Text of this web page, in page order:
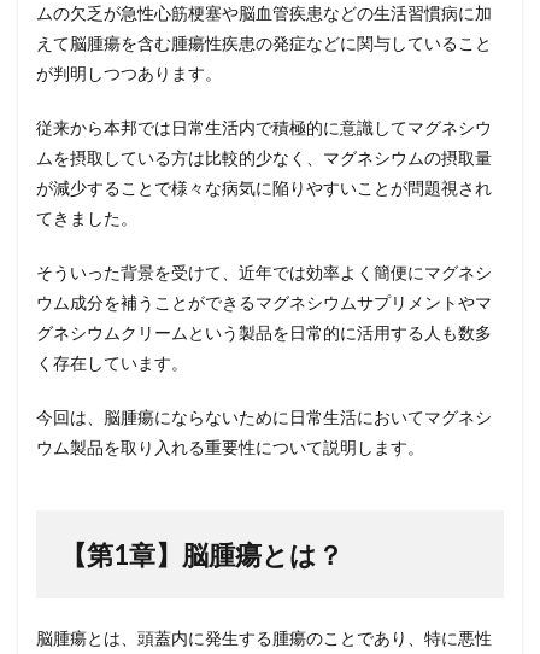
グネ
シウ
ム製
品を
入れ
る重
要性
4
【まと
わり
に）】
5
引用
文献
5.1
著者
につ
M先生
ムの欠乏が急性心筋梗塞や脳血管疾患などの生活習慣病に加
えて脳腫瘍を含む腫瘍性疾患の発症などに関与していること
が判明しつつあります。
従来から本邦では日常生活内で積極的に意識してマグネシウ
ムを摂取している方は比較的少なく、マグネシウムの摂取量
が減少することで様々な病気に陥りやすいことが問題視され
てきました。
そういった背景を受けて、近年では効率よく簡便にマグネシ
ウム成分を補うことができるマグネシウムサプリメントやマ
グネシウムクリームという製品を日常的に活用する人も数多
く存在しています。
今回は、脳腫瘍にならないために日常生活においてマグネシ
ウム製品を取り入れる重要性について説明します。
【第1章】脳腫瘍とは？
脳腫瘍とは、頭蓋内に発生する腫瘍のことであり、特に悪性